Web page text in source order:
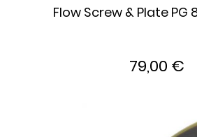
Flow Screw & Plate PG
79,00 €